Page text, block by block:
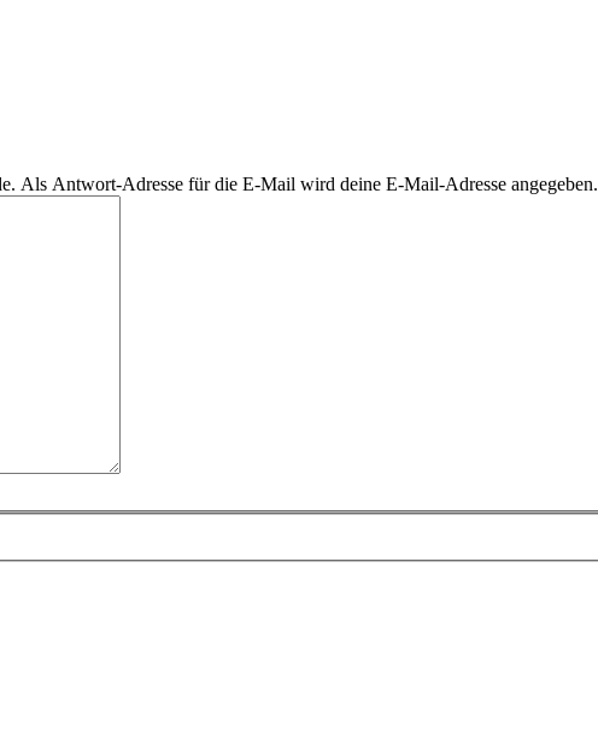
Als Antwort-Adresse für die E-Mail wird deine E-Mail-Adresse angegeben.